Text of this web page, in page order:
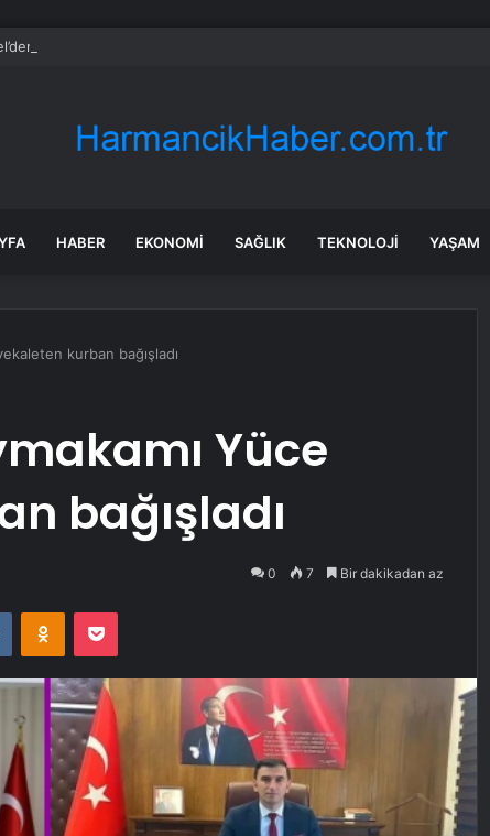
grup toplantısında CHP’ye veda gibi sözler: Her son bir başlangıçtır
HABER EKONOMI SAĞLIK TEKNOLOJI YAŞAM
kurban bağışladı
Yüce
bağışladı
0 7 Bir dakikadan az
VKontakteOdnoklassniki
Pocket